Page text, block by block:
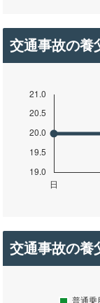
交通事故の養
交通事故の養